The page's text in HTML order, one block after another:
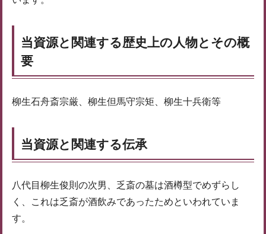
当資源と関連する歴史上の人物とその概
要
柳生石舟斎宗厳、柳生但馬守宗矩、柳生十兵衛等
当資源と関連する伝承
八代目柳生俊則の次男、乏斎の墓は酒樽型でめずらし
く、これは乏斎が酒飲みであったためといわれていま
す。